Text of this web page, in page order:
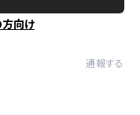
向け
通報する